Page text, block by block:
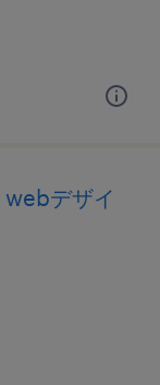
デザイ